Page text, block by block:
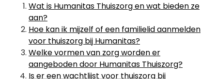
Wat is Humanitas Thuiszorg en wat bieden ze
aan?
Hoe kan ik mijzelf of een familielid aanmelden
voor thuiszorg bij Humanitas?
Welke vormen van zorg worden er
aangeboden door Humanitas Thuiszorg?
Is er een wachtlijst voor thuiszorg bij